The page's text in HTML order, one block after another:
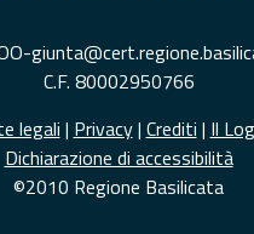
C.F. 80002950766
legali | Privacy| Crediti | Il
Dichiarazione di accessibilità
©2010 Regione Basilicata